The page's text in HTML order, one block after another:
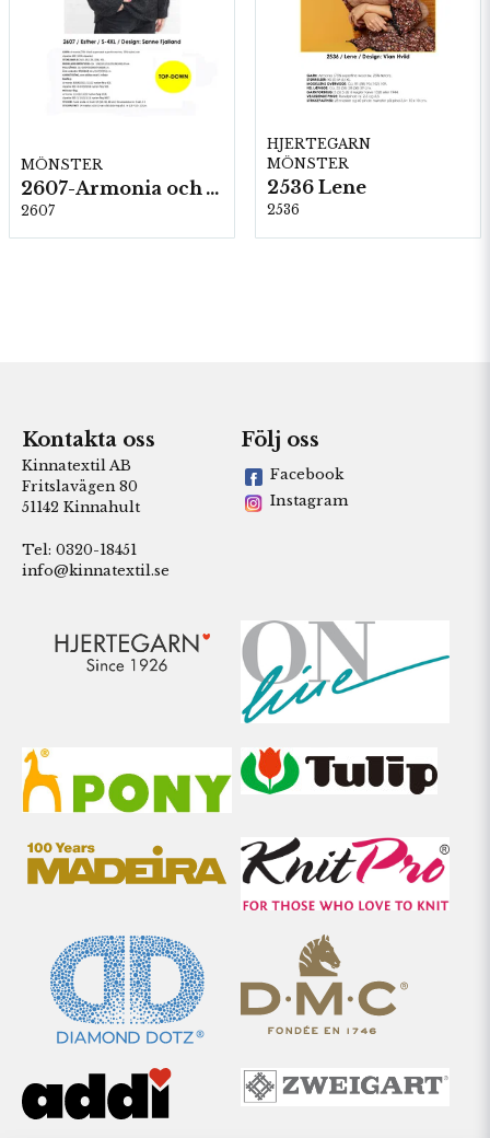
MÖNSTER
2607-Armonia och Alpaca 400
2607
HJERTEGARN
MÖNSTER
2536 Lene
2536
Kontakta oss
Kinnatextil AB
Fritslavägen 80
51142 Kinnahult
Tel: 0320-18451
info@kinnatextil.se
Följ oss
Facebook
Instagram